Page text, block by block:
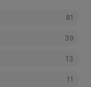
81
39
13
11